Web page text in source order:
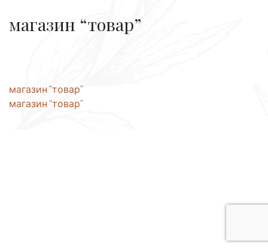
магазин “товар”
Навігація
записів
магазин “товар”
магазин “товар”